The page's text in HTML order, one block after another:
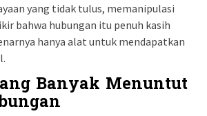
yang tidak tulus, memanipulasi
bahwa hubungan itu penuh kasih
hanya alat untuk mendapatkan
Banyak Menuntut